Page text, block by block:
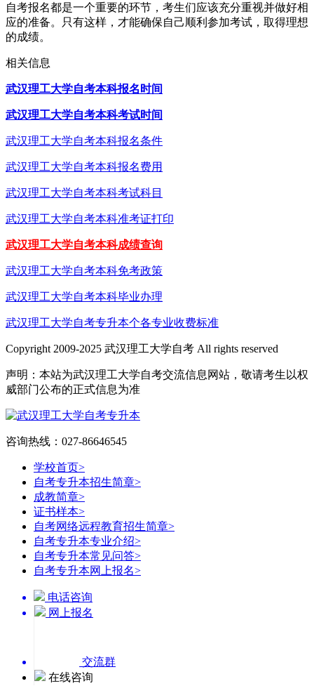
自考报名都是一个重要的环节，考生们应该充分重视并做好相
应的准备。只有这样，才能确保自己顺利参加考试，取得理想
的成绩。
相关信息
武汉理工大学自考本科报名时间
武汉理工大学自考本科考试时间
武汉理工大学自考本科报名条件
武汉理工大学自考本科报名费用
武汉理工大学自考本科考试科目
武汉理工大学自考本科准考证打印
武汉理工大学自考本科成绩查询
武汉理工大学自考本科免考政策
武汉理工大学自考本科毕业办理
武汉理工大学自考专升本个各专业收费标准
Copyright 2009-2025 武汉理工大学自考 All rights reserved
声明：本站为武汉理工大学自考交流信息网站，敬请考生以权
威部门公布的正式信息为准
咨询热线：027-86646545
学校首页>
自考专升本招生简章>
成教简章>
证书样本>
自考网络远程教育招生简章>
自考专升本专业介绍>
自考专升本常见问答>
自考专升本网上报名>
电话咨询
网上报名
交流群
在线咨询